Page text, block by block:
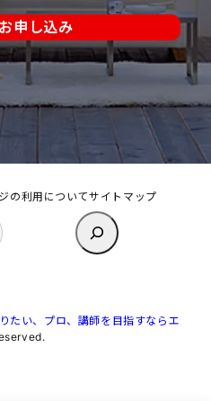
申し込み
の利用についてサイトマップ
たい、プロ、講師を目指すならエ